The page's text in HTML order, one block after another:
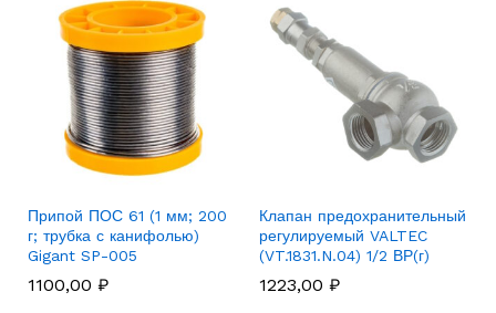
Припой ПОС 61 (1 мм; 200
г; трубка с канифолью)
Gigant SP-005
1100,00 ₽
Клапан предохранительный
регулируемый VALTEC
(VT.1831.N.04) 1/2 ВР(г)
1223,00 ₽